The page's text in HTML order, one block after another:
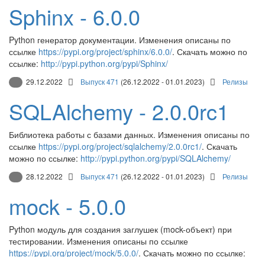
Sphinx - 6.0.0
Python генератор документации. Изменения описаны по
ссылке https://pypi.org/project/sphinx/6.0.0/. Скачать можно по
ссылке: http://pypi.python.org/pypi/Sphinx/
29.12.2022 Выпуск 471 (26.12.2022 - 01.01.2023) Релизы
SQLAlchemy - 2.0.0rc1
Библиотека работы с базами данных. Изменения описаны по
ссылке https://pypi.org/project/sqlalchemy/2.0.0rc1/. Скачать
можно по ссылке: http://pypi.python.org/pypi/SQLAlchemy/
28.12.2022 Выпуск 471 (26.12.2022 - 01.01.2023) Релизы
mock - 5.0.0
Python модуль для создания заглушек (mock-объект) при
тестировании. Изменения описаны по ссылке
https://pypi.org/project/mock/5.0.0/. Скачать можно по ссылке: